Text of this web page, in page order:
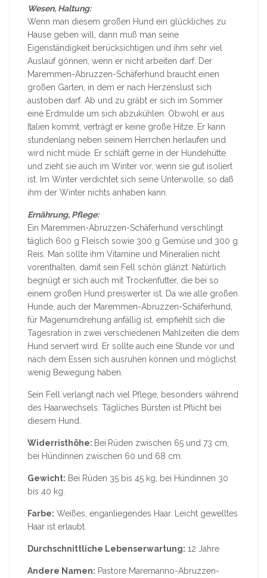
Wesen, Haltung:
Wenn man diesem großen Hund ein glückliches zu
Hause geben will, dann muß man seine
Eigenständigkeit berücksichtigen und ihm sehr viel
Auslauf gönnen, wenn er nicht arbeiten darf. Der
Maremmen-Abruzzen-Schäferhund braucht einen
großen Garten, in dem er nach Herzenslust sich
austoben darf. Ab und zu gräbt er sich im Sommer
eine Erdmulde um sich abzukühlen. Obwohl er aus
Italien kommt, verträgt er keine große Hitze. Er kann
stundenlang neben seinem Herrchen herlaufen und
wird nicht müde. Er schläft gerne in der Hundehütte
und zieht sie auch im Winter vor, wenn sie gut isoliert
ist. Im Winter verdichtet sich seine Unterwolle, so daß
ihm der Winter nichts anhaben kann.
Ernährung, Pflege:
Ein Maremmen-Abruzzen-Schäferhund verschlingt
täglich 600 g Fleisch sowie 300 g Gemüse und 300 g
Reis. Man sollte ihm Vitamine und Mineralien nicht
vorenthalten, damit sein Fell schön glänzt. Natürlich
begnügt er sich auch mit Trockenfutter, die bei so
einem großen Hund preiswerter ist. Da wie alle großen
Hunde, auch der Maremmen-Abruzzen-Schäferhund,
für Magenumdrehung anfällig ist, empfiehlt sich die
Tagesration in zwei verschiedenen Mahlzeiten die dem
Hund serviert wird. Er sollte auch eine Stunde vor und
nach dem Essen sich ausruhen können und möglichst
wenig Bewegung haben.
Sein Fell verlangt nach viel Pflege, besonders während
des Haarwechsels. Tägliches Bürsten ist Pflicht bei
diesem Hund.
Widerristhöhe: Bei Rüden zwischen 65 und 73 cm,
bei Hündinnen zwischen 60 und 68 cm.
Gewicht: Bei Rüden 35 bis 45 kg, bei Hündinnen 30
bis 40 kg.
Farbe: Weißes, enganliegendes Haar. Leicht gewelltes
Haar ist erlaubt.
Durchschnittliche Lebenserwartung: 12 Jahre
Andere Namen: Pastore Maremanno-Abruzzen-